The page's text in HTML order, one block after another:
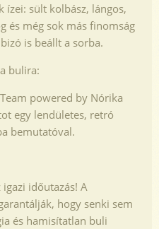
ízei: sült kolbász, lángos,
és még sok más finomság
is beállt a sorba.
bulira:
powered by Nórika
egy lendületes, retró
bemutatóval.
időutazás! A
hogy senki sem
és hamisítatlan buli